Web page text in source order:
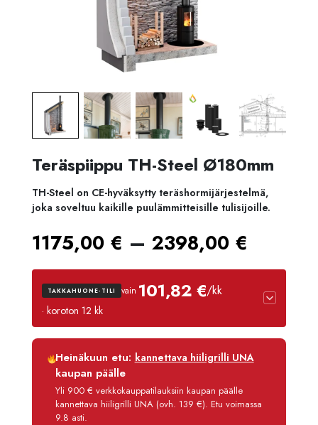
Teräspiippu TH-Steel Ø180mm
TH-Steel on CE-hyväksytty teräshormijärjestelmä,
joka soveltuu kaikille puulämmitteisille tulisijoille.
1175,00 € – 2398,00 €
TAKKAHUONE-TILI vain 101,82 €/kk
· koroton 12 kk
Luottoaika
12 kk
Korko
Käsittelymaksu
3,90 €/kk
Maksettava yhteensä
1 221,80 €
Heinäkuun etu: kannettava hiiligrilli UNA
kaupan päälle
Yli 900 € verkkokauppatilauksiin kaupan päälle
kannettava hiiligrilli UNA (ovh. 139 €). Etu voimassa
9.8 asti.